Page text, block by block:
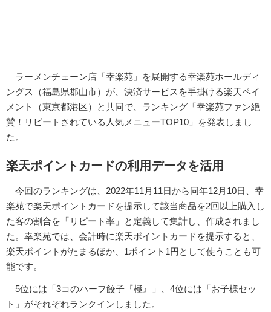
ラーメンチェーン店「幸楽苑」を展開する幸楽苑ホールディ
ングス（福島県郡山市）が、決済サービスを手掛ける楽天ペイ
メント（東京都港区）と共同で、ランキング「幸楽苑ファン絶
賛！リピートされている人気メニューTOP10」を発表しまし
た。
楽天ポイントカードの利用データを活用
今回のランキングは、2022年11月11日から同年12月10日、幸
楽苑で楽天ポイントカードを提示して該当商品を2回以上購入し
た客の割合を「リピート率」と定義して集計し、作成されまし
た。幸楽苑では、会計時に楽天ポイントカードを提示すると、
楽天ポイントがたまるほか、1ポイント1円として使うことも可
能です。
5位には「3コのハーフ餃子『極』」、4位には「お子様セッ
ト」がそれぞれランクインしました。